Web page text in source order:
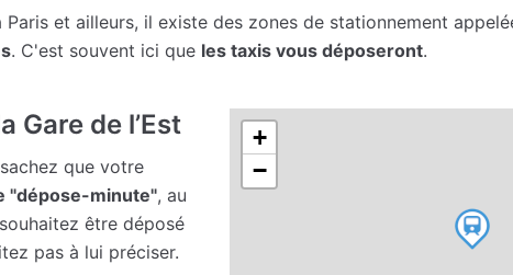
et ailleurs, il existe des zones de stationnement
. C'est souvent ici que les taxis vous déposeront.
Gare de l’Est
que votre
"dépose-minute", au
être déposé
pas à lui préciser.
+
−